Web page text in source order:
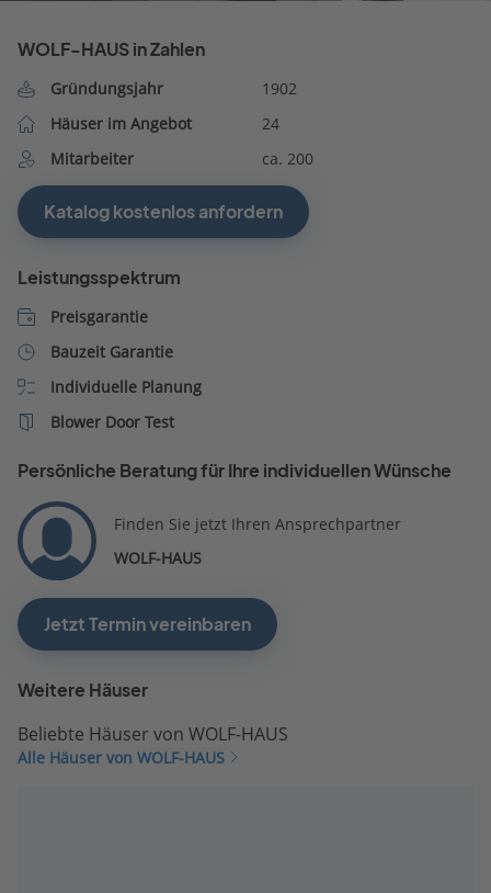
WOLF-HAUS in Zahlen
Gründungsjahr
1902
Häuser im Angebot
24
Mitarbeiter
ca. 200
Katalog kostenlos anfordern
Leistungsspektrum
Preisgarantie
Bauzeit Garantie
Individuelle Planung
Blower Door Test
Persönliche Beratung für Ihre individuellen Wünsche
Finden Sie jetzt Ihren Ansprechpartner
WOLF-HAUS
Jetzt Termin vereinbaren
Weitere Häuser
Beliebte Häuser von WOLF-HAUS
Alle Häuser von WOLF-HAUS